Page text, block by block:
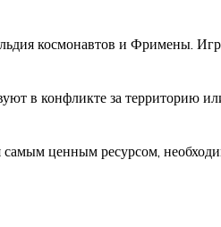
космонавтов и Фримены.
в конфликте за
ценным ресурсом,